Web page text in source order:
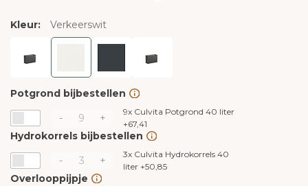
Kleur: Verkeerswit
Potgrond bijbestellen
-
+ 9x Culvita Potgrond 40 liter
+67,41
Hydrokorrels bijbestellen
-
+ 3x Culvita Hydrokorrels 40
liter +50,85
Overlooppijpje